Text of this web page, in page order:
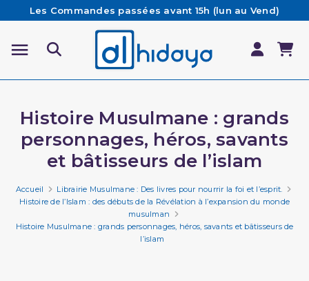
Les Commandes passées avant 15h (lun au Vend)
sont préparées et expédiées le jour même
Besoin d'aide ? Retrouvez notre FAQ
Livraison offerte à partir de 65€ d'achat*
Histoire Musulmane : grands
personnages, héros, savants
et bâtisseurs de l’islam
Accueil
Librairie Musulmane : Des livres pour nourrir la foi et l’esprit.
Histoire de l’Islam : des débuts de la Révélation à l’expansion du monde
musulman
Histoire Musulmane : grands personnages, héros, savants et bâtisseurs de
l’islam